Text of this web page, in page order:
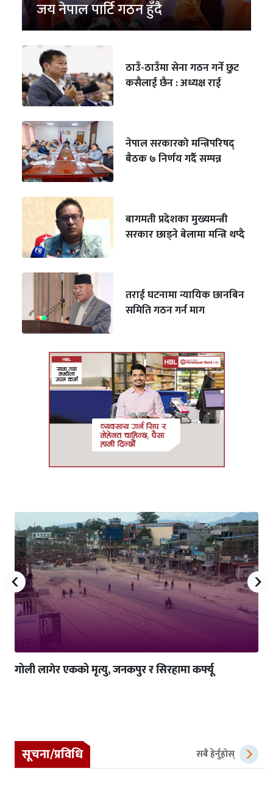
जय नेपाल पार्टि गठन हुँदै
ठाउँ-ठाउँमा सेना गठन गर्ने छुट
कसैलाई छैन : अध्यक्ष राई
नेपाल सरकारको मन्त्रिपरिषद्
बैठक ७ निर्णय गर्दै सम्पन्न
बागमती प्रदेशका मुख्यमन्त्री
सरकार छाड्ने बेलामा मन्त्रि थप्दै
तराई घटनामा न्यायिक छानबिन
समिति गठन गर्न माग
गोली लागेर एकको मृत्यु, जनकपुर र सिरहामा कर्फ्यू
‹ ›
सूचना/प्रविधि सबै हेर्नुहोस्